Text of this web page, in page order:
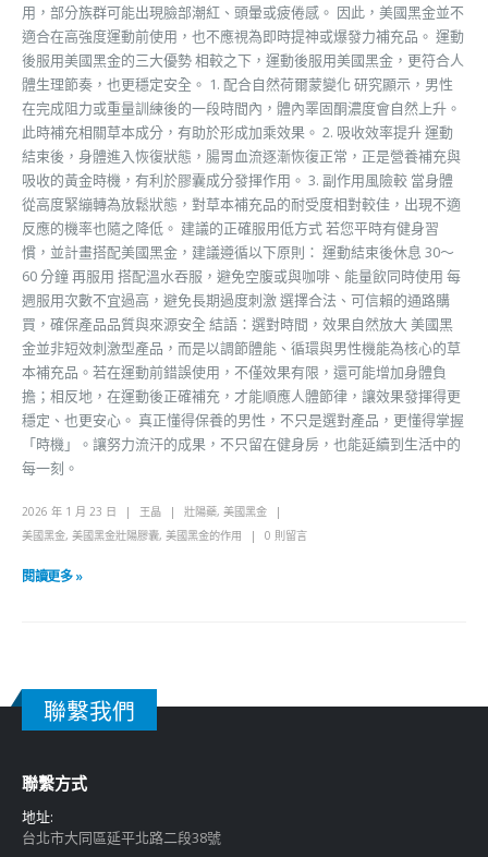
用，部分族群可能出現臉部潮紅、頭暈或疲倦感。 因此，美國黑金並不
適合在高強度運動前使用，也不應視為即時提神或爆發力補充品。 運動
後服用美國黑金的三大優勢 相較之下，運動後服用美國黑金，更符合人
體生理節奏，也更穩定安全。 1. 配合自然荷爾蒙變化 研究顯示，男性
在完成阻力或重量訓練後的一段時間內，體內睪固酮濃度會自然上升。
此時補充相關草本成分，有助於形成加乘效果。 2. 吸收效率提升 運動
結束後，身體進入恢復狀態，腸胃血流逐漸恢復正常，正是營養補充與
吸收的黃金時機，有利於膠囊成分發揮作用。 3. 副作用風險較 當身體
從高度緊繃轉為放鬆狀態，對草本補充品的耐受度相對較佳，出現不適
反應的機率也隨之降低。 建議的正確服用低方式 若您平時有健身習
慣，並計畫搭配美國黑金，建議遵循以下原則： 運動結束後休息 30～
60 分鐘 再服用 搭配溫水吞服，避免空腹或與咖啡、能量飲同時使用 每
週服用次數不宜過高，避免長期過度刺激 選擇合法、可信賴的通路購
買，確保產品品質與來源安全 結語：選對時間，效果自然放大 美國黑
金並非短效刺激型產品，而是以調節體能、循環與男性機能為核心的草
本補充品。若在運動前錯誤使用，不僅效果有限，還可能增加身體負
擔；相反地，在運動後正確補充，才能順應人體節律，讓效果發揮得更
穩定、也更安心。 真正懂得保養的男性，不只是選對產品，更懂得掌握
「時機」。讓努力流汗的成果，不只留在健身房，也能延續到生活中的
每一刻。
2026 年 1 月 23 日 王晶 壯陽藥, 美國黑金
美國黑金, 美國黑金壯陽膠囊, 美國黑金的作用 0 則留言
閱讀更多 »
聯繫我們
聯繫方式
地址:
台北市大同區延平北路二段38號